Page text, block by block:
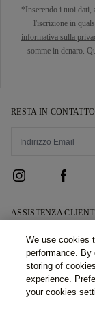
*Inserendo i tuoi dati,
l'iscrizione in
informativa sulla
somme in denaro.
RESTA IN CONTATTO
ASSISTENZA
Prenota un Appuntamento
Domande Frequenti
Consegna e Restituzioni
CHI SIAMO
La Nostra Storia
I Nostri Showroom
LEGALE E PRIVACY
Politica Privacy
Showroom e servizi
We use cookies
performance.
storing of
experience.
your cookies